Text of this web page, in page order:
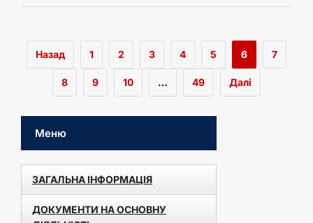
Назад 1 2 3 4 5 6 7
8 9 10 … 49 Далі
Меню
ЗАГАЛЬНА ІНФОРМАЦІЯ
ДОКУМЕНТИ НА ОСНОВНУ